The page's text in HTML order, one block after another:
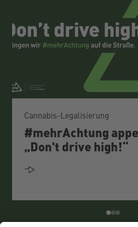
Cannabis-Legalisierung
#mehrAchtung
„Don't drive high!“